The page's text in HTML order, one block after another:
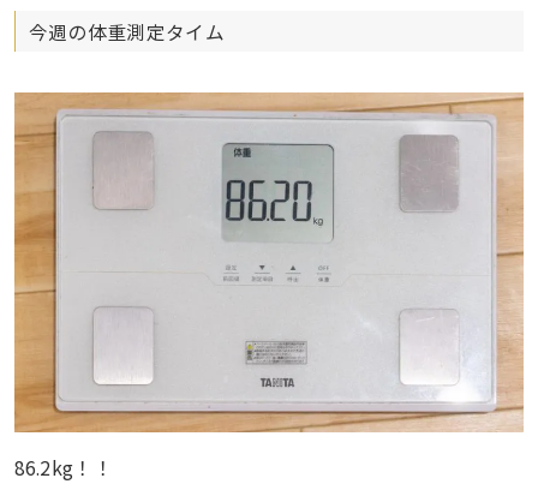
今週の体重測定タイム
86.2kg！！